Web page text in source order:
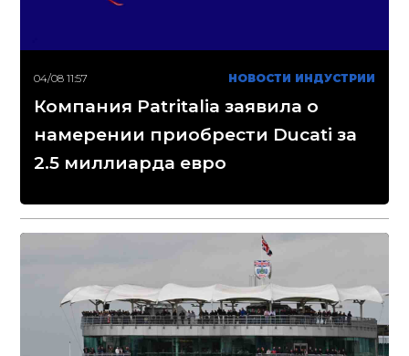
04/08 11:57 НОВОСТИ ИНДУСТРИИ
Компания Patritalia заявила о
намерении приобрести Ducati за
2.5 миллиарда евро